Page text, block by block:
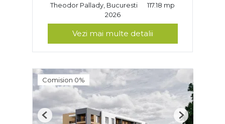
Theodor Pallady, Bucuresti
117.18 mp
2026
Vezi mai multe detalii
Comision 0%
Previous Next